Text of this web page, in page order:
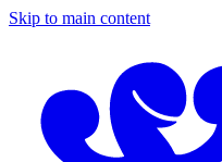
Skip to main content